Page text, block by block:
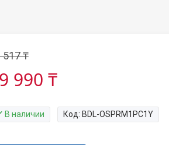
517 ₸
990 ₸
В наличии Код: BDL-OSPRM1PC1Y